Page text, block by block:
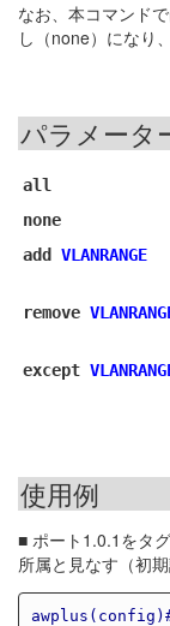
なお、本コマンド
し（none）になり
パラメータ
all
none
add VLANRANGE
remove
except
使用例
■ ポート1.0.1をタ
所属と見なす（初期